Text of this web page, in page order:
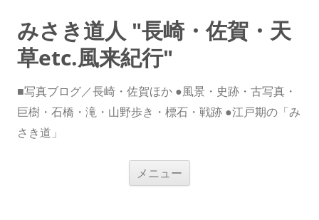
みさき道人 "長崎・佐賀・天
草etc.風来紀行"
■写真ブログ／長崎・佐賀ほか ●風景・史跡・古写真・
巨樹・石橋・滝・山野歩き・標石・戦跡 ●江戸期の「み
さき道」
メニュー